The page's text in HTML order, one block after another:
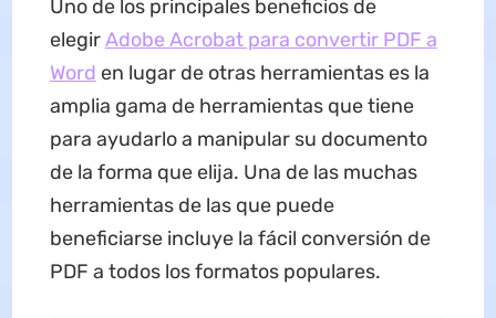
Uno de los principales beneficios de
elegirAdobe Acrobat para convertir PDF a
Word en lugar de otras herramientas es la
amplia gama de herramientas que tiene
para ayudarlo a manipular su documento
de la forma que elija. Una de las muchas
herramientas de las que puede
beneficiarse incluye la fácil conversión de
PDF a todos los formatos populares.